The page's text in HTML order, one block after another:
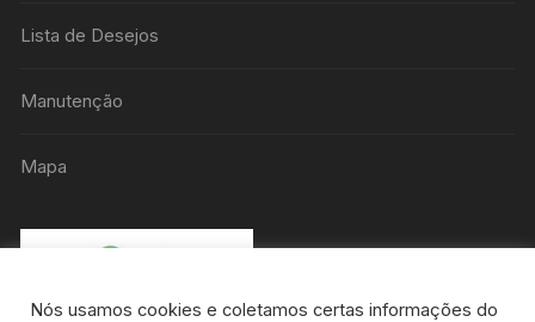
Lista de Desejos
Manutenção
Mapa
Nós usamos cookies e coletamos certas informações do